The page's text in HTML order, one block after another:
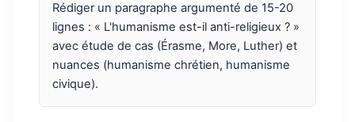
Rédiger un paragraphe argumenté de 15-20
lignes : « L'humanisme est-il anti-religieux ? »
avec étude de cas (Érasme, More, Luther) et
nuances (humanisme chrétien, humanisme
civique).